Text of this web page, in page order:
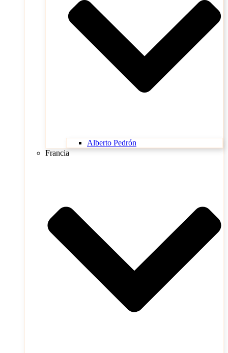
Alberto Pedrón
Francia